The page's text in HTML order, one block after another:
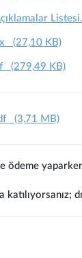
(27,10 KB)
(279,49 KB)
(3,71 MB)
ödeme
katılıyorsanız;